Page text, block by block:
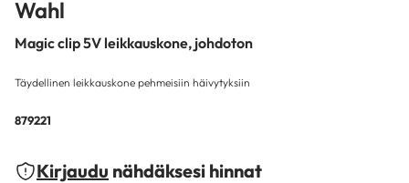
Wahl
Magic clip 5V leikkauskone, johdoton
Täydellinen leikkauskone pehmeisiin häivytyksiin
879221
Kirjaudu nähdäksesi hinnat